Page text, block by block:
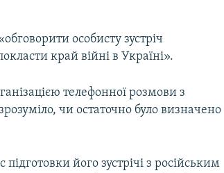
особисту зустріч
край війні в Україні».
телефонної розмови з
чи остаточно було визначено
його зустрічі з російським